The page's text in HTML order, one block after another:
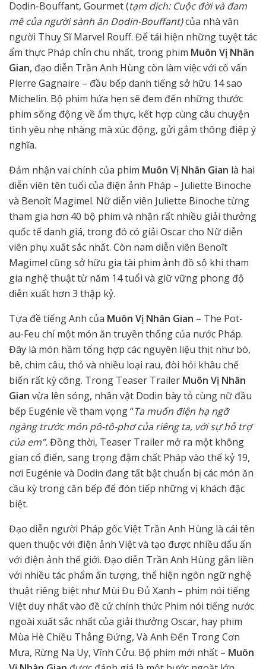
Dodin-Bouffant, Gourmet (tạm dịch: Cuộc đời và đam
mê của người sành ăn Dodin-Bouffant)của nhà văn
người Thuỵ Sĩ Marvel Rouff. Để tái hiện những tuyệt tác
ẩm thực Pháp chỉn chu nhất, trong phim Muôn Vị Nhân
Gian, đạo diễn Trần Anh Hùng còn làm việc với cố vấn
Pierre Gagnaire – đầu bếp danh tiếng sở hữu 14 sao
Michelin. Bộ phim hứa hẹn sẽ đem đến những thước
phim sống động về ẩm thực, kết hợp cùng câu chuyện
tình yêu nhẹ nhàng mà xúc động, gửi gắm thông điệp ý
nghĩa.
Đảm nhận vai chính của phim Muôn Vị Nhân Gian là hai
diễn viên tên tuổi của điện ảnh Pháp – Juliette Binoche
và Benoît Magimel. Nữ diễn viên Juliette Binoche từng
tham gia hơn 40 bộ phim và nhận rất nhiều giải thưởng
quốc tế danh giá, trong đó có giải Oscar cho Nữ diễn
viên phụ xuất sắc nhất. Còn nam diễn viên Benoît
Magimel cũng sở hữu gia tài phim ảnh đồ sộ khi tham
gia nghệ thuật từ năm 14 tuổi và giữ vững phong độ
diễn xuất hơn 3 thập kỷ.
Tựa đề tiếng Anh của Muôn Vị Nhân Gian – The Pot-
au-Feu chỉ một món ăn truyền thống của nước Pháp.
Đây là món hầm tổng hợp các nguyên liệu thịt như bò,
bê, chim câu, thỏ và nhiều loại rau, đòi hỏi khâu chế
biến rất kỳ công. Trong Teaser Trailer Muôn Vị Nhân
Gian vừa lên sóng, nhân vật Dodin bày tỏ cùng nữ đầu
bếp Eugénie về tham vọng “Ta muốn điện hạ ngỡ
ngàng trước món pô-tô-phơ của riêng ta, với sự hỗ trợ
của em”.Đồng thời, Teaser Trailer mở ra một không
gian cổ điển, sang trọng đậm chất Pháp vào thế kỷ 19,
nơi Eugénie và Dodin đang tất bật chuẩn bị các món ăn
cầu kỳ trong căn bếp để đón tiếp những vị khách đặc
biệt.
Đạo diễn người Pháp gốc Việt Trần Anh Hùng là cái tên
quen thuộc với điện ảnh Việt và tạo được nhiều dấu ấn
với điện ảnh thế giới. Đạo diễn Trần Anh Hùng gắn liền
với nhiều tác phẩm ấn tượng, thể hiện ngôn ngữ nghệ
thuật riêng biệt như Mùi Đu Đủ Xanh – phim nói tiếng
Việt duy nhất vào đề cử chính thức Phim nói tiếng nước
ngoài xuất sắc nhất của giải thưởng Oscar, hay phim
Mùa Hè Chiều Thẳng Đứng, Và Anh Đến Trong Cơn
Mưa, Rừng Na Uy, Vĩnh Cửu. Bộ phim mới nhất – Muôn